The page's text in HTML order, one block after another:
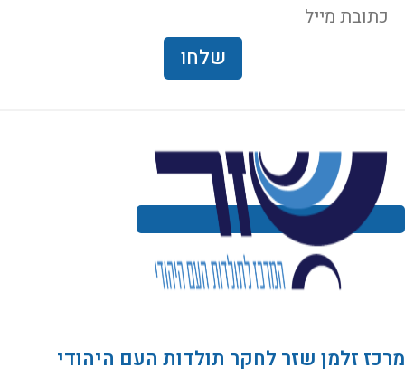
זלמן שזר לחקר תולדות העם היהודי